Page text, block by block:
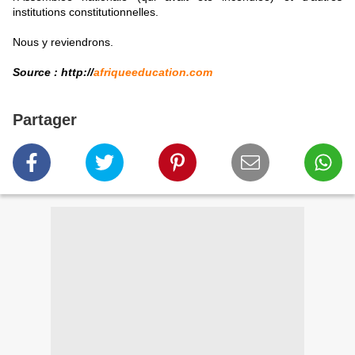
institutions constitutionnelles.
Nous y reviendrons.
Source : http://afriqueeducation.com
Partager